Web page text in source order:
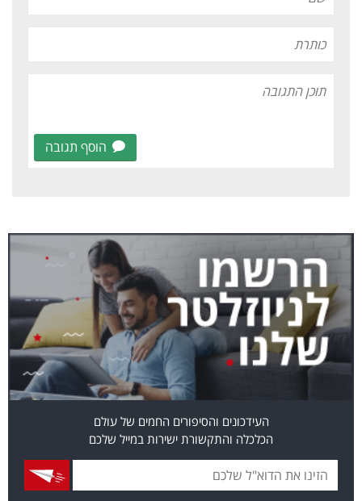
הוסף תגובה
העידכונים והסיפורים החמים של עולם
הכלכלה והתקשורת ישירות במייל שלכם